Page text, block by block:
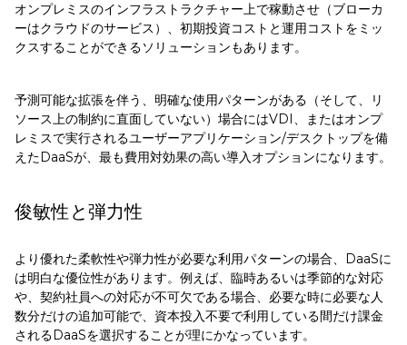
オンプレミスのインフラストラクチャー上で稼動させ（ブローカ
ーはクラウドのサービス）、初期投資コストと運用コストをミッ
クスすることができるソリューションもあります。
予測可能な拡張を伴う、明確な使用パターンがある（そして、リ
ソース上の制約に直面していない）場合にはVDI、またはオンプ
レミスで実行されるユーザーアプリケーション/デスクトップを備
えたDaaSが、最も費用対効果の高い導入オプションになります。
俊敏性と弾力性
より優れた柔軟性や弾力性が必要な利用パターンの場合、DaaSに
は明白な優位性があります。例えば、臨時あるいは季節的な対応
や、契約社員への対応が不可欠である場合、必要な時に必要な人
数分だけの追加可能で、資本投入不要で利用している間だけ課金
されるDaaSを選択することが理にかなっています。